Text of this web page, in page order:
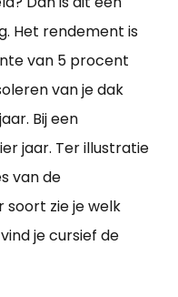
Het rendement is
van 5 procent
van je dak
Bij een
jaar. Ter illustratie
van de
soort zie je welk
je cursief de